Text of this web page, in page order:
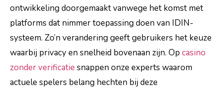
ontwikkeling doorgemaakt vanwege het komst met
platforms dat nimmer toepassing doen van IDIN-
systeem. Zo’n verandering geeft gebruikers het keuze
waarbij privacy en snelheid bovenaan zijn. Op casino
zonder verificatie snappen onze experts waarom
actuele spelers belang hechten bij deze